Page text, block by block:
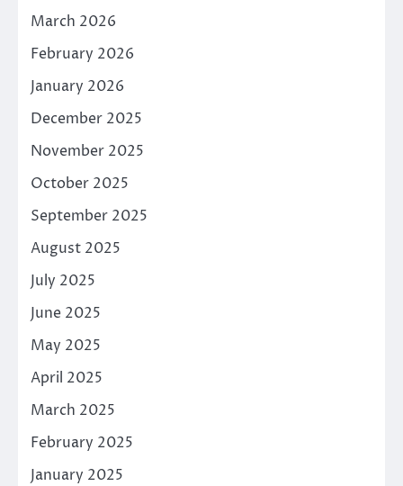
March 2026
February 2026
January 2026
December 2025
November 2025
October 2025
September 2025
August 2025
July 2025
June 2025
May 2025
April 2025
March 2025
February 2025
January 2025